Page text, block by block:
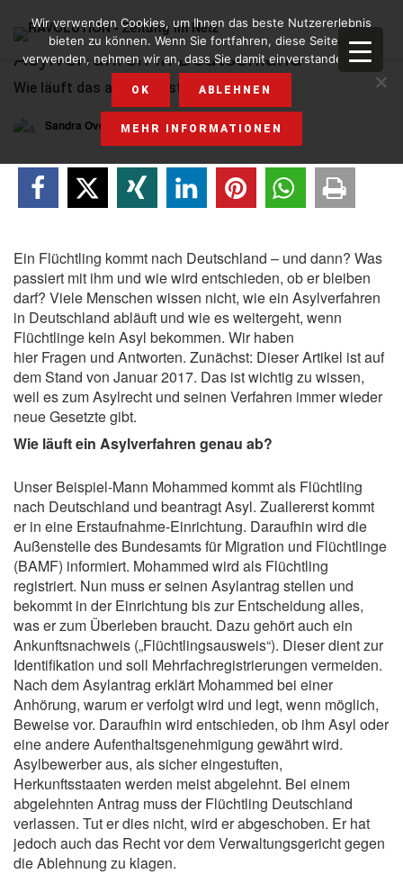
Asylverfahren in Deutschland
Wie läuft das ab? Was ist die BAMF?
Sandra Overlack ,30. APRIL 2017
Ein Flüchtling kommt nach Deutschland – und dann? Was
passiert mit ihm und wie wird entschieden, ob er bleiben
darf? Viele Menschen wissen nicht, wie ein Asylverfahren
in Deutschland abläuft und wie es weitergeht, wenn
Flüchtlinge kein Asyl bekommen. Wir haben
hier Fragen und Antworten. Zunächst: Dieser Artikel ist auf
dem Stand von Januar 2017. Das ist wichtig zu wissen,
weil es zum Asylrecht und seinen Verfahren immer wieder
neue Gesetzte gibt.
Wie läuft ein Asylverfahren genau ab?
Unser Beispiel-Mann Mohammed kommt als Flüchtling
nach Deutschland und beantragt Asyl. Zuallererst kommt
er in eine Erstaufnahme-Einrichtung. Daraufhin wird die
Außenstelle des Bundesamts für Migration und Flüchtlinge
(BAMF) informiert. Mohammed wird als Flüchtling
registriert. Nun muss er seinen Asylantrag stellen und
bekommt in der Einrichtung bis zur Entscheidung alles,
was er zum Überleben braucht. Dazu gehört auch ein
Ankunftsnachweis („Flüchtlingsausweis“). Dieser dient zur
Identifikation und soll Mehrfachregistrierungen vermeiden.
Nach dem Asylantrag erklärt Mohammed bei einer
Anhörung, warum er verfolgt wird und legt, wenn möglich,
Beweise vor. Daraufhin wird entschieden, ob ihm Asyl oder
eine andere Aufenthaltsgenehmigung gewährt wird.
Asylbewerber aus, als sicher eingestuften,
Herkunftsstaaten werden meist abgelehnt. Bei einem
abgelehnten Antrag muss der Flüchtling Deutschland
verlassen. Tut er dies nicht, wird er abgeschoben. Er hat
jedoch auch das Recht vor dem Verwaltungsgericht gegen
die Ablehnung zu klagen.
Wir verwenden Cookies, um Ihnen das beste Nutzererlebnis
bieten zu können. Wenn Sie fortfahren, diese Seite zu
verwenden, nehmen wir an, dass Sie damit einverstanden sind.
OK ABLEHNEN
MEHR INFORMATIONEN